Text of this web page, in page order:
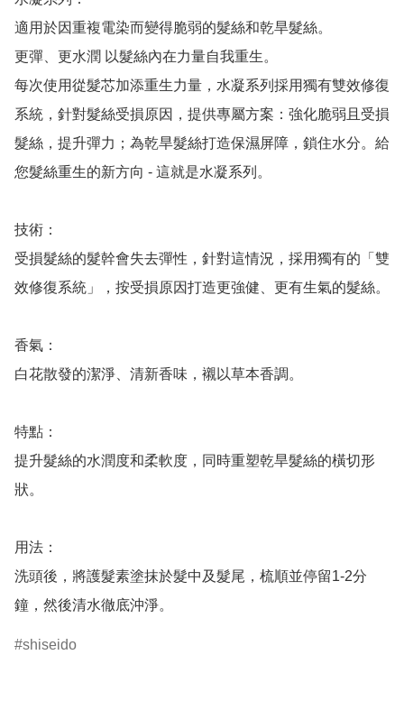
適用於因重複電染而變得脆弱的髮絲和乾旱髮絲。
更彈、更水潤 以髮絲內在力量自我重生。
每次使用從髮芯加添重生力量，水凝系列採用獨有雙效修復
系統，針對髮絲受損原因，提供專屬方案：強化脆弱且受損
髮絲，提升彈力；為乾旱髮絲打造保濕屏障，鎖住水分。給
您髮絲重生的新方向 - 這就是水凝系列。
技術：
受損髮絲的髮幹會失去彈性，針對這情況，採用獨有的「雙
效修復系統」，按受損原因打造更強健、更有生氣的髮絲。
香氣：
白花散發的潔淨、清新香味，襯以草本香調。
特點：
提升髮絲的水潤度和柔軟度，同時重塑乾旱髮絲的橫切形
狀。
用法：
洗頭後，將護髮素塗抹於髮中及髮尾，梳順並停留1-2分
鐘，然後清水徹底沖淨。
shiseido